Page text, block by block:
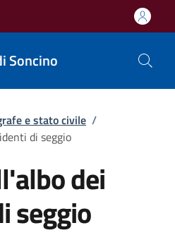
Soncino
e stato civile /
di seggio
dei
seggio